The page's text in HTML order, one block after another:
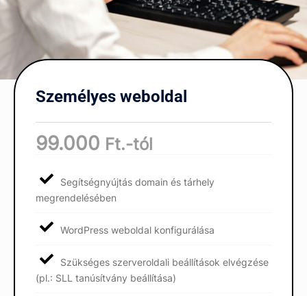
Személyes weboldal
99.000 Ft.-tól
Segítségnyújtás domain és tárhely
megrendelésében
WordPress weboldal konfigurálása
Szükséges szerveroldali beállítások elvégzése
(pl.: SLL tanúsítvány beállítása)